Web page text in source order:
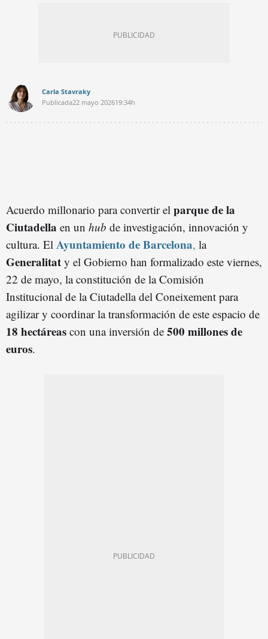
Carla Stavraky
Publicada22 mayo 202619:34h
Acuerdo millonario para convertir el parque de la
Ciutadella en un hub de investigación, innovación y
cultura. El Ayuntamiento de Barcelona, la
Generalitat y el Gobierno han formalizado este viernes,
22 de mayo, la constitución de la Comisión
Institucional de la Ciutadella del Coneixement para
agilizar y coordinar la transformación de este espacio de
18 hectáreas con una inversión de 500 millones de
euros.